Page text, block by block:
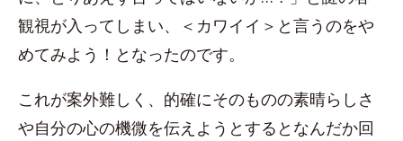
観視が入ってしまい、＜カワイイ＞と言うのをや
めてみよう！となったのです。
これが案外難しく、的確にそのものの素晴らしさ
や自分の心の機微を伝えようとするとなんだか回